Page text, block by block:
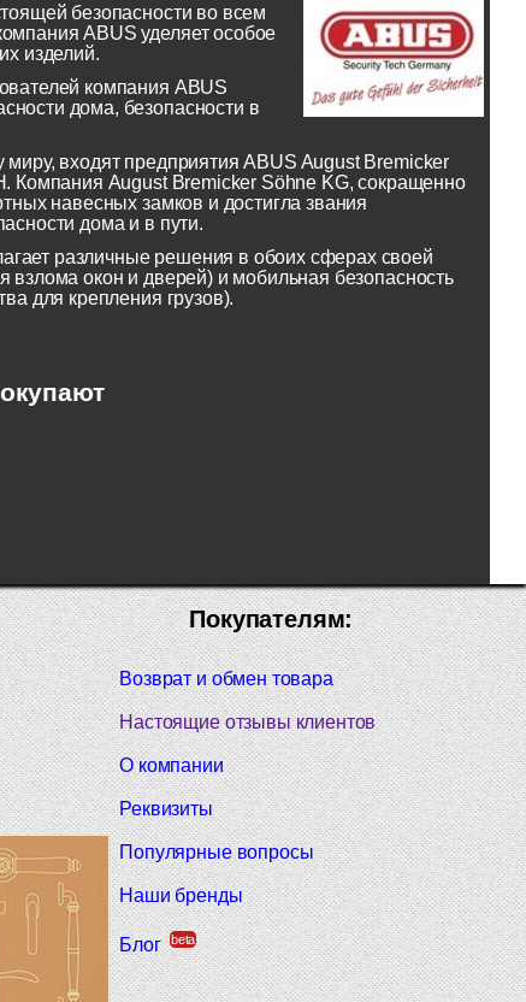
безопасности во всем
ABUS уделяет особое
изделий.
компания ABUS
дома, безопасности в
входят предприятия ABUS August Bremicker
Компания August Bremicker Söhne KG, сокращенно
навесных замков и достигла звания
дома и в пути.
различные решения в обоих сферах своей
окон и дверей) и мобильная безопасность
для крепления грузов).
Покупателям:
Возврат и обмен товара
Настоящие отзывы клиентов
О компании
Реквизиты
Популярные вопросы
Наши бренды
Блог beta